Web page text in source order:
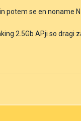
potem se en noname
2.5Gb APji so dragi